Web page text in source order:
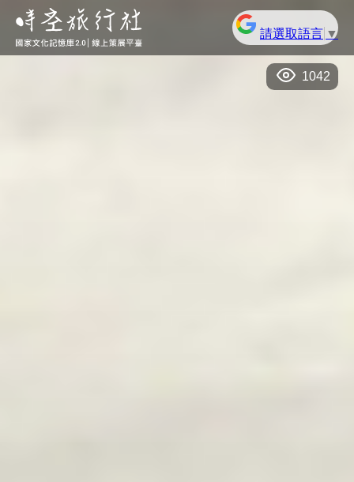
請選取語言 ▼
1042